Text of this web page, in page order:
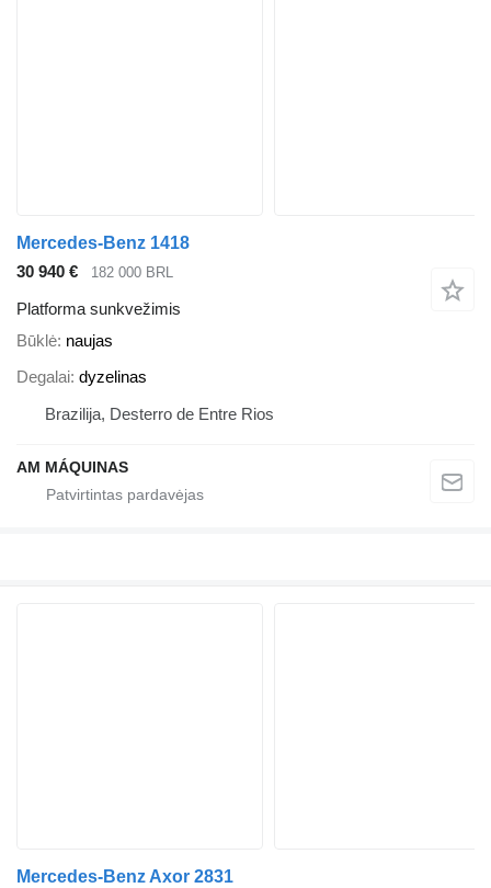
Mercedes-Benz 1418
30 940 €
182 000 BRL
Platforma sunkvežimis
Būklė naujas
Degalai dyzelinas
Brazilija, Desterro de Entre Rios
AM MÁQUINAS
Mercedes-Benz Axor 2831